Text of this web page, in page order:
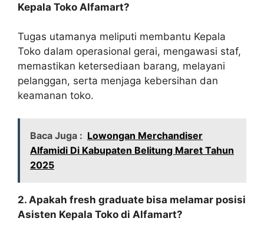
Kepala Toko Alfamart?
Tugas utamanya meliputi membantu Kepala
Toko dalam operasional gerai, mengawasi staf,
memastikan ketersediaan barang, melayani
pelanggan, serta menjaga kebersihan dan
keamanan toko.
Baca Juga : Lowongan Merchandiser
Alfamidi Di Kabupaten Belitung Maret Tahun
2025
2. Apakah fresh graduate bisa melamar posisi
Asisten Kepala Toko di Alfamart?